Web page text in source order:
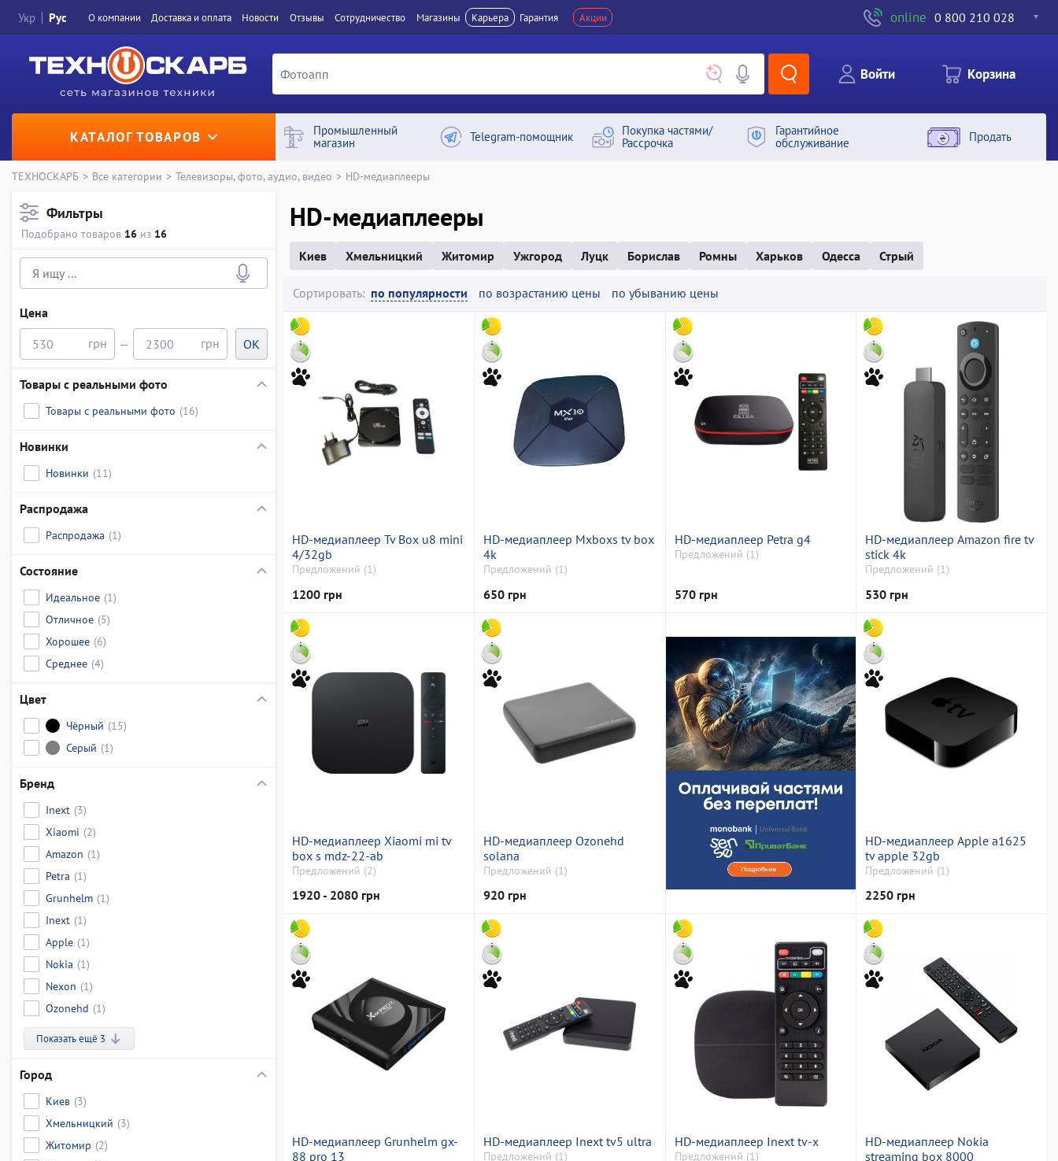
Укр Рус О компании Доставка и оплата Новости Отзывы Сотрудничество Магазины Карьера Гарантия Акции online 0 800 210 028
Войти Корзина
КАТАЛОГ ТОВАРОВ
Промышленный
магазин
Telegram-помощник
Покупка частями/
Рассрочка
Гарантийное
обслуживание
Продать
ТЕХНОСКАРБ > Все категории > Телевизоры, фото, аудио, видео > HD-медиаплееры
Фильтры
Подобрано товаров 16 из 16
Цена
—
OK
Товары с реальными фото
Товары с реальными фото (16)
Новинки
Новинки (11)
Распродажа
Распродажа (1)
Состояние
Идеальное (1)
Отличное (5)
Хорошее (6)
Среднее (4)
Цвет
Чёрный (15)
Серый (1)
Бренд
Inext (3)
Xiaomi (2)
Amazon (1)
Petra (1)
Grunhelm (1)
Inext (1)
Apple (1)
Nokia (1)
Nexon (1)
Ozonehd (1)
Показать ещё 3
Город
Киев (3)
Хмельницкий (3)
Житомир (2)
HD-медиаплееры
Киев Хмельницкий Житомир Ужгород Луцк Борислав Ромны Харьков Одесса Стрый
Сортировать: по популярности по возрастанию цены по убыванию цены
HD-медиаплеер Tv Box u8 mini
4/32gb
Предложений (1)
1200 грн
HD-медиаплеер Mxboxs tv box
4k
Предложений (1)
650 грн
HD-медиаплеер Petra g4
Предложений (1)
570 грн
HD-медиаплеер Amazon fire tv
stick 4k
Предложений (1)
530 грн
HD-медиаплеер Xiaomi mi tv
box s mdz-22-ab
Предложений (2)
1920 - 2080 грн
HD-медиаплеер Ozonehd
solana
Предложений (1)
920 грн
HD-медиаплеер Apple a1625
tv apple 32gb
Предложений (1)
2250 грн
HD-медиаплеер Grunhelm gx-
88 pro 13
HD-медиаплеер Inext tv5 ultra
Предложений (1)
HD-медиаплеер Inext tv-x
Предложений (1)
HD-медиаплеер Nokia
streaming box 8000